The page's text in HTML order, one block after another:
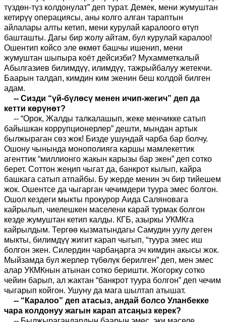
түздөн-түз колдонулат” деп турат. Демек, мени жумуштан
кетирүү операциясы, аны колго алган тараптын
айлалары алты кетип, мени курулай каралоого өтүп
башташты. Дагы бир жолу айтам, бул курулай каралоо!
Ошентип койсо эле өкмөт башчы ишенип, мени
жумуштан шыпыра коёт дейсизби? Мухамметкалый
Абылгазиев билимдүү, илимдүү, тажрыйбалуу жетекчи.
Баарын талдап, кимдин ким экенин беш колдой билген
адам.
-- Сизди “үй-бүлөсү менен ичип-жегич” деп да
кетти көрүнөт?
-- “Орок, Жалды талкалашып, жеке менчикке сатып
байышкан коррупционерлер” дешти, мындан артык
былжыраган сөз жок! Бизде ушундай чарба бар болчу.
Ошону чынында монополияга каршы мамлекеттик
агенттик “миллионго жакын карызы бар экен” деп сотко
берет. Соттон жеңип чыгат да, банкрот кылып, кайра
башкага сатып атпайбы. Бу жерде менин эч бир тийешем
жок. Ошентсе да чыгарган чечимдери туура эмес болгон.
Ошол кездеги мыкты прокурор Аида Саляновага
кайрылып, чиелешкен маселени карай турмак болгон
кезде жумуштан кетип калды. КГБ, азыркы УКМКга
кайрылдым. Тергөө кызматындагы Самудин уулу деген
мыкты, билимдүү жигит карап чыгып, “туура эмес иш
болгон экен. Силердин чарбаңарга эч кимдин акысы жок.
Мыйзамда бул жерлер түбөлүк берилген” деп, мен эмес
алар УКМКнын атынан сотко беришти. Жогорку сотко
чейин барып, ал жактан “банкрот туура болгон” деп чечим
чыгарып койгон. Ушуну да мага шылтап атышат.
-- “Каралоо” деп атасыз, андай болсо Уланбекке
чара колдонуу жагын карап атсаңыз керек?